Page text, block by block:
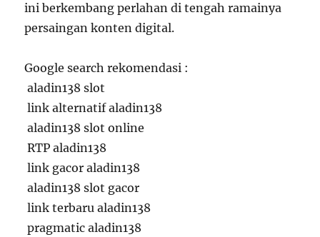
ini berkembang perlahan di tengah ramainya
persaingan konten digital.
Google search rekomendasi :
aladin138 slot
link alternatif aladin138
aladin138 slot online
RTP aladin138
link gacor aladin138
aladin138 slot gacor
link terbaru aladin138
pragmatic aladin138